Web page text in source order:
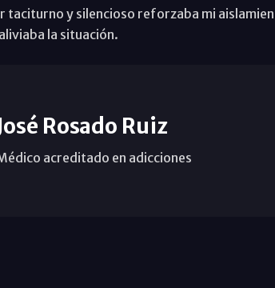
taciturno y silencioso reforzaba mi
la situación.
Rosado Ruiz
acreditado en adicciones